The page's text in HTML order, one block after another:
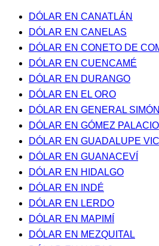
DÓLAR EN CANATLÁN
DÓLAR EN CANELAS
DÓLAR EN CONETO DE
DÓLAR EN CUENCAMÉ
DÓLAR EN DURANGO
DÓLAR EN EL ORO
DÓLAR EN GENERAL
DÓLAR EN GÓMEZ PALACIO
DÓLAR EN GUADALUPE
DÓLAR EN GUANACEVÍ
DÓLAR EN HIDALGO
DÓLAR EN INDÉ
DÓLAR EN LERDO
DÓLAR EN MAPIMÍ
DÓLAR EN MEZQUITAL